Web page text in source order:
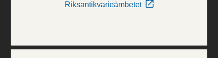
Riksantikvarieämbetet